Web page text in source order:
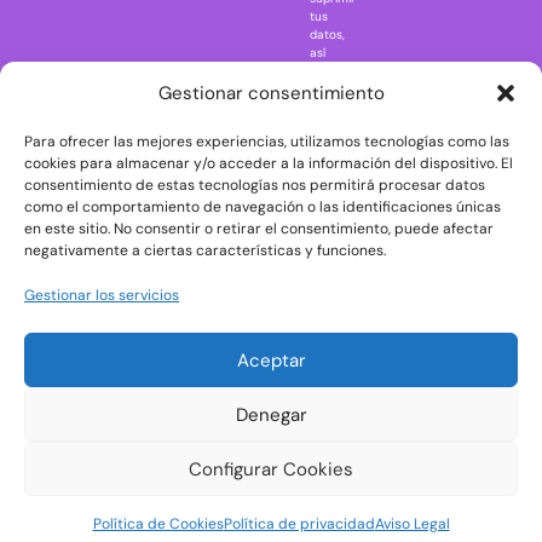
Gestionar consentimiento
Para ofrecer las mejores experiencias, utilizamos tecnologías como las
cookies para almacenar y/o acceder a la información del dispositivo. El
consentimiento de estas tecnologías nos permitirá procesar datos
como el comportamiento de navegación o las identificaciones únicas
en este sitio. No consentir o retirar el consentimiento, puede afectar
negativamente a ciertas características y funciones.
Gestionar los servicios
Aceptar
Denegar
Configurar Cookies
Política de CookiesPolítica de privacidadAviso Legal
Rick and
The Big Bang
Theory
The Blues
Brothers
The
The Shining
Derry
tus
datos,
así
ejercer
consultando
la
información
adicional
y
detallada
sobre